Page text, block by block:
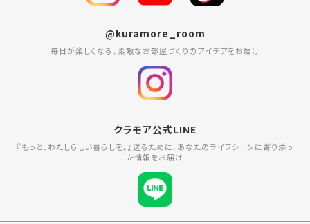
@kuramore_room
毎日が楽しくなる、素敵なお部屋づくりのアイデアをお届け
クラモア公式LINE
『もっと、わたしらしい暮らしを。』送るために、あなたのライフシーンに寄り添っ
た情報をお届け